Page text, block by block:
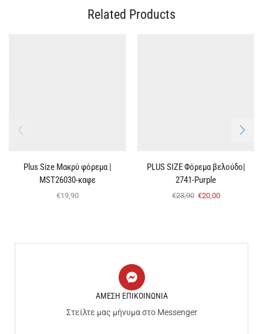
Related Products
Plus Size Μακρύ φόρεμα |
MST26030-καφε
€19,90
PLUS SIZE Φόρεμα βελούδο|
2741-Purple
€23,90 €20,00
ΑΜΕΣΗ ΕΠΙΚΟΙΝΩΝΙΑ
Στείλτε μας μήνυμα στο Messenger